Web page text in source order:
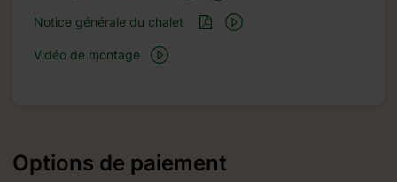
Notice générale du chalet
Vidéo de montage
Options de paiement